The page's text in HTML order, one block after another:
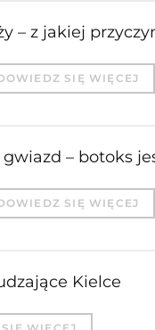
– z jakiej
SIĘ WIĘCEJ
– botoks
SIĘ WIĘCEJ
Kielce